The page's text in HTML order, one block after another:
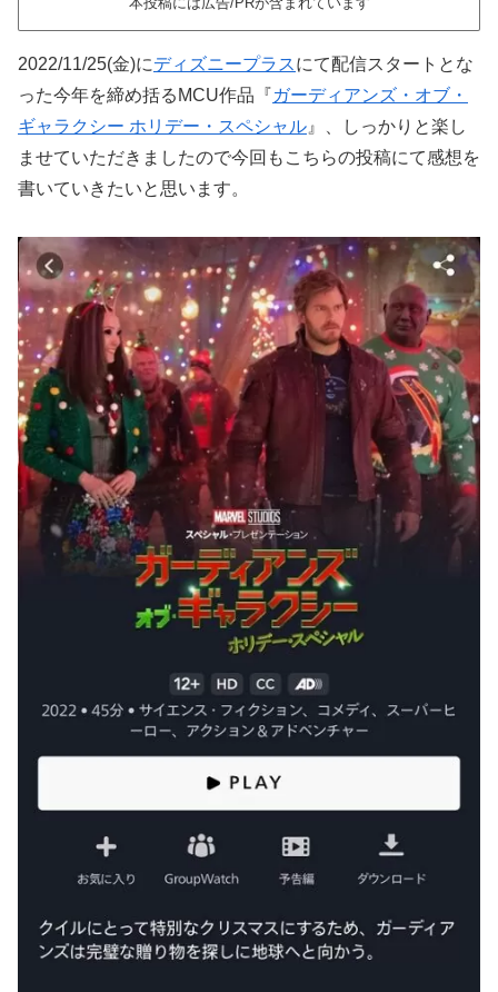
2022/11/25(金)にディズニープラスにて配信スタートとな
った今年を締め括るMCU作品『ガーディアンズ・オブ・
ギャラクシー ホリデー・スペシャル 』、しっかりと楽し
ませていただきましたので今回もこちらの投稿にて感想を
書いていきたいと思います。